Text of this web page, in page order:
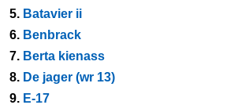
5. Batavier ii
6. Benbrack
7. Berta kienass
8. De jager (wr 13)
9. E-17